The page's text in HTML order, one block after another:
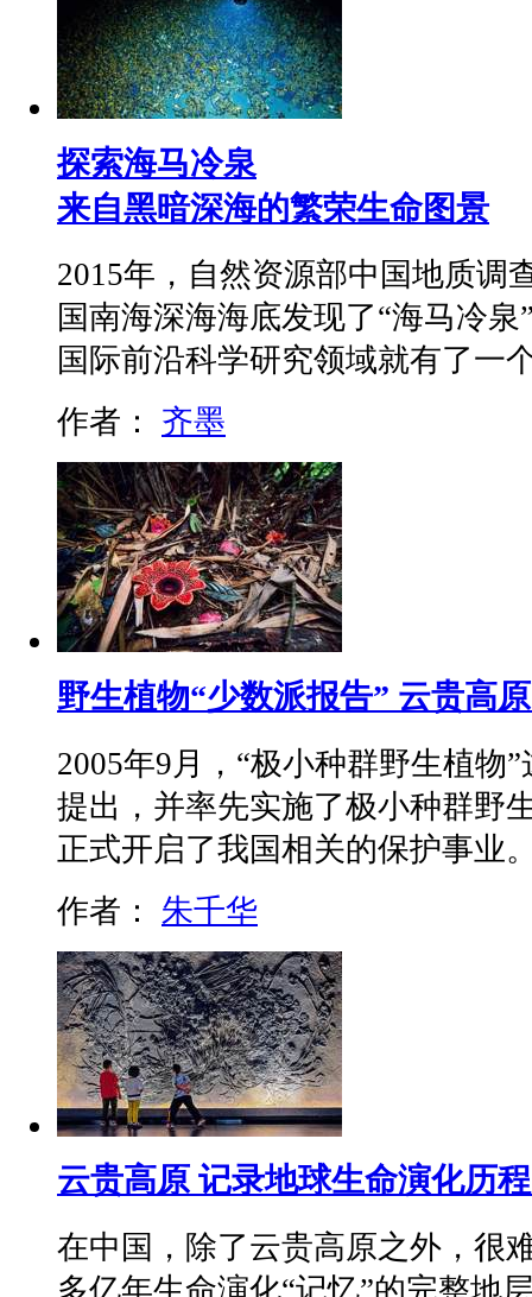
探索海马冷泉
来自黑暗深海的繁荣生命图景
2015年，自然资源部中国地质调
国南海深海海底发现了“海马冷
国际前沿科学研究领域就有了
作者： 齐墨
野生植物“少数派报告” 云贵高
2005年9月，“极小种群野生植物
提出，并率先实施了极小种群野
正式开启了我国相关的保护事
作者： 朱千华
云贵高原 记录地球生命演化历
在中国，除了云贵高原之外，很